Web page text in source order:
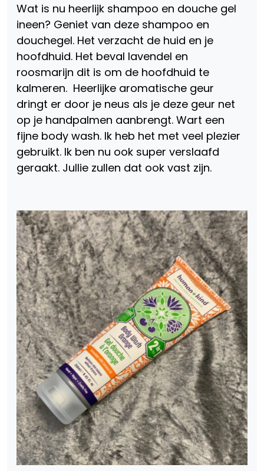
Wat is nu heerlijk shampoo en douche gel
ineen? Geniet van deze shampoo en
douchegel. Het verzacht de huid en je
hoofdhuid. Het beval lavendel en
roosmarijn dit is om de hoofdhuid te
kalmeren. Heerlijke aromatische geur
dringt er door je neus als je deze geur net
op je handpalmen aanbrengt. Wart een
fijne body wash. Ik heb het met veel plezier
gebruikt. Ik ben nu ook super verslaafd
geraakt. Jullie zullen dat ook vast zijn.